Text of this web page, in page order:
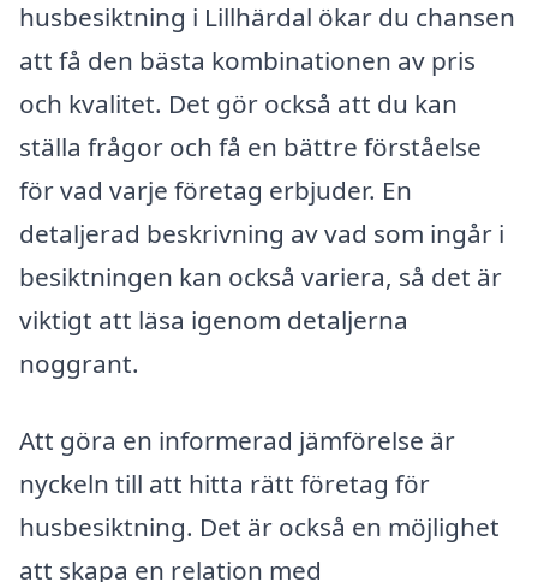
husbesiktning i Lillhärdal ökar du chansen
att få den bästa kombinationen av pris
och kvalitet. Det gör också att du kan
ställa frågor och få en bättre förståelse
för vad varje företag erbjuder. En
detaljerad beskrivning av vad som ingår i
besiktningen kan också variera, så det är
viktigt att läsa igenom detaljerna
noggrant.
Att göra en informerad jämförelse är
nyckeln till att hitta rätt företag för
husbesiktning. Det är också en möjlighet
att skapa en relation med